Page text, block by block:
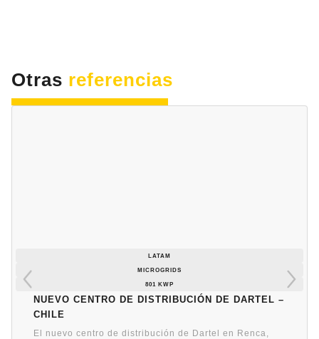
Otras referencias
LATAM
MICROGRIDS
801 KWP
Nuevo centro de distribución de Dartel –
Chile
El nuevo centro de distribución de Dartel en Renca,